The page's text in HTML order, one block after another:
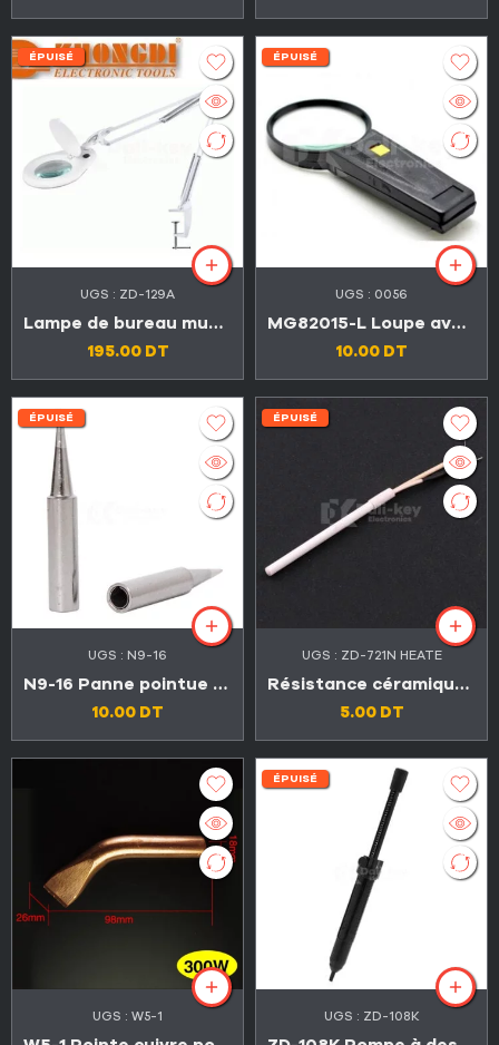
ÉPUISÉ
UGS : ZD-129A
Lampe de bureau munie d’une loupe X5 ZD-129A
195.00 DT
ÉPUISÉ
UGS : 0056
MG82015-L Loupe avec lumière 90 mm
10.00 DT
ÉPUISÉ
UGS : N9-16
N9-16 Panne pointue pour fer et station à souder
10.00 DT
ÉPUISÉ
UGS : ZD-721N HEATE
Résistance céramique pour fer à souder ZD-721N
5.00 DT
UGS : W5-1
ÉPUISÉ
UGS : ZD-108K